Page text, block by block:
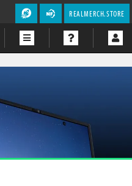
REALMERCH.STORE